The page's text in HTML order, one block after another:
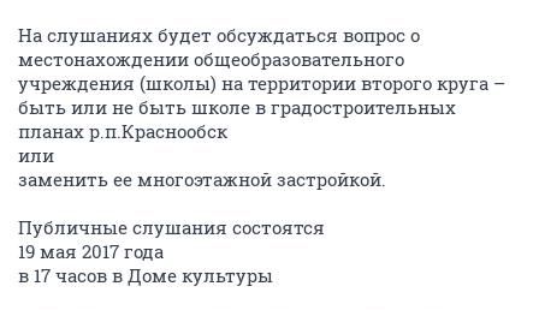
На слушаниях будет обсуждаться вопрос о
местонахождении общеобразовательного
учреждения (школы) на территории второго круга –
быть или не быть школе в градостроительных
планах р.п.Краснообск
или
заменить ее многоэтажной застройкой.
Публичные слушания состоятся
19 мая 2017 года
в 17 часов в Доме культуры